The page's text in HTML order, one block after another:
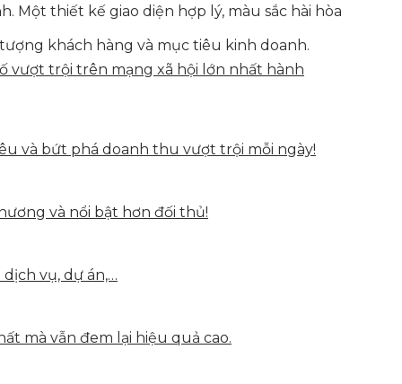
vượt trội trên mạng xã hội lớn nhất hành
và bứt phá doanh thu vượt trội mỗi ngày!
và nổi bật hơn đối thủ!
vụ, dự án,…
mà vẫn đem lại hiệu quả cao.
thiết kế giao diện hợp lý, màu sắc hài hòa
khách hàng và mục tiêu kinh doanh.